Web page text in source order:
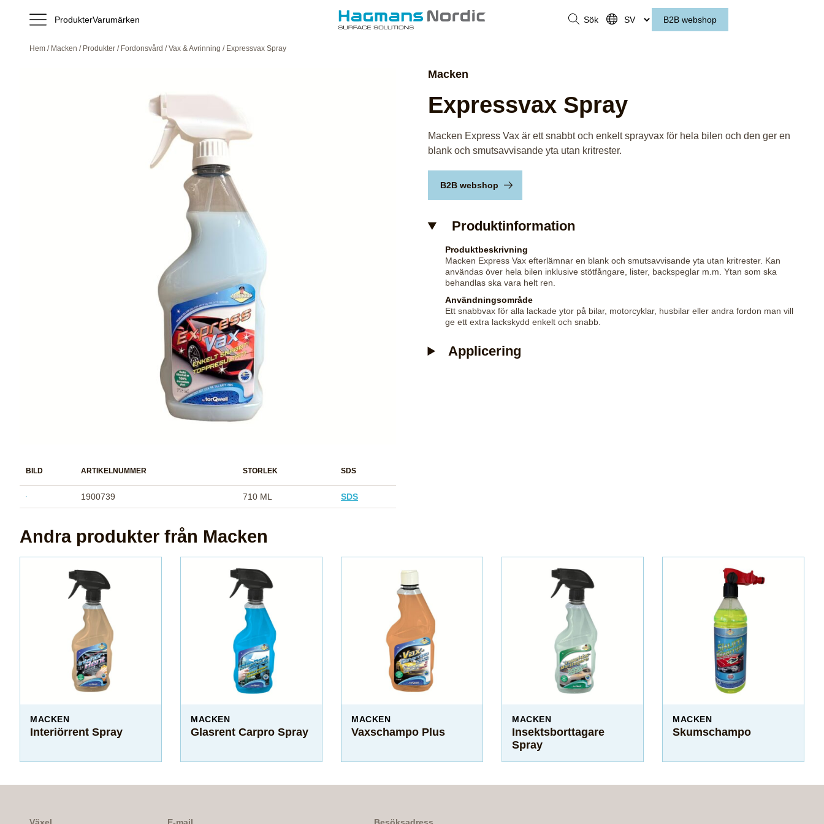
ProdukterVarumärken Sök B2B webshop
Hem / Macken / Produkter / Fordonsvård /Vax & Avrinning / Expressvax Spray
BILD ARTIKELNUMMER STORLEK SDS
1900739 710 ML SDS
Macken
Expressvax Spray
Macken Express Vax är ett snabbt och enkelt sprayvax för hela bilen och den ger en
blank och smutsavvisande yta utan kritrester.
B2B webshop
Produktinformation
Produktbeskrivning
Macken Express Vax efterlämnar en blank och smutsavvisande yta utan kritrester. Kan
användas över hela bilen inklusive stötfångare, lister, backspeglar m.m. Ytan som ska
behandlas ska vara helt ren.
Användningsområde
Ett snabbvax för alla lackade ytor på bilar, motorcyklar, husbilar eller andra fordon man vill
ge ett extra lackskydd enkelt och snabb.
Applicering
Andra produkter från Macken
MACKEN
Interiörrent Spray
MACKEN
Glasrent Carpro Spray
MACKEN
Vaxschampo Plus
MACKEN
Insektsborttagare
Spray
MACKEN
Skumschampo